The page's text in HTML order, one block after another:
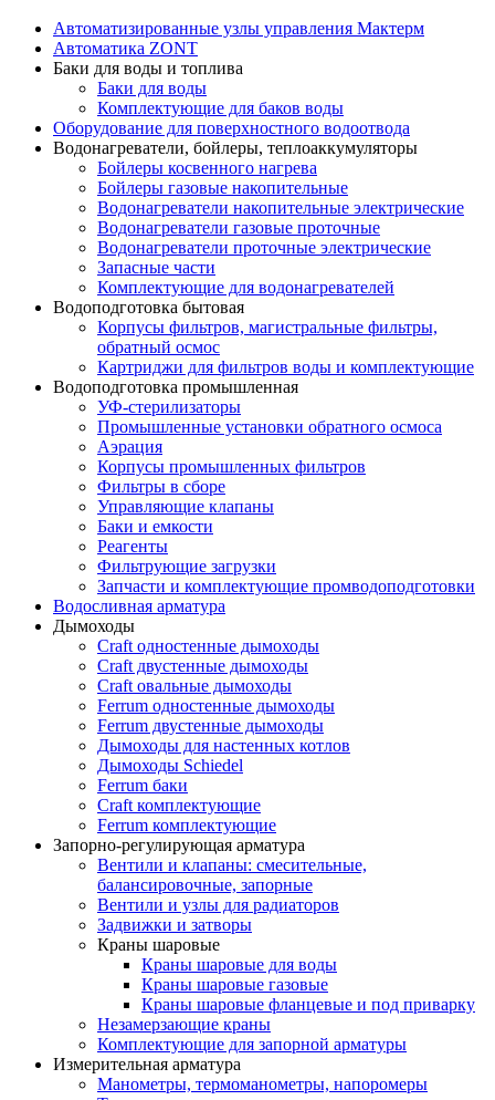
Автоматизированные узлы управления Мактерм
Автоматика ZONT
Баки для воды и топлива
Баки для воды
Комплектующие для баков воды
Оборудование для поверхностного водоотвода
Водонагреватели, бойлеры, теплоаккумуляторы
Бойлеры косвенного нагрева
Бойлеры газовые накопительные
Водонагреватели накопительные электрические
Водонагреватели газовые проточные
Водонагреватели проточные электрические
Запасные части
Комплектующие для водонагревателей
Водоподготовка бытовая
Корпусы фильтров, магистральные фильтры,
обратный осмос
Картриджи для фильтров воды и комплектующие
Водоподготовка промышленная
УФ-стерилизаторы
Промышленные установки обратного осмоса
Аэрация
Корпусы промышленных фильтров
Фильтры в сборе
Управляющие клапаны
Баки и емкости
Реагенты
Фильтрующие загрузки
Запчасти и комплектующие промводоподготовки
Водосливная арматура
Дымоходы
Craft одностенные дымоходы
Craft двустенные дымоходы
Craft овальные дымоходы
Ferrum одностенные дымоходы
Ferrum двустенные дымоходы
Дымоходы для настенных котлов
Дымоходы Schiedel
Ferrum баки
Craft комплектующие
Ferrum комплектующие
Запорно-регулирующая арматура
Вентили и клапаны: смесительные,
балансировочные, запорные
Вентили и узлы для радиаторов
Задвижки и затворы
Краны шаровые
Краны шаровые для воды
Краны шаровые газовые
Краны шаровые фланцевые и под приварку
Незамерзающие краны
Комплектующие для запорной арматуры
Измерительная арматура
Манометры, термоманометры, напоромеры